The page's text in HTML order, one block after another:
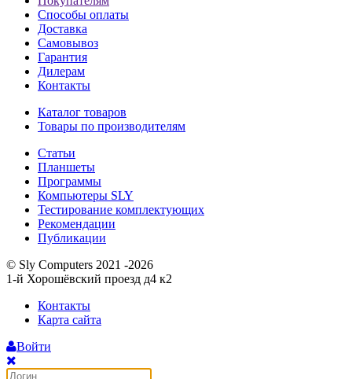
Способы оплаты
Доставка
Самовывоз
Гарантия
Дилерам
Контакты
Каталог товаров
Товары по производителям
Статьи
Планшеты
Программы
Компьютеры SLY
Тестирование комплектующих
Рекомендации
Публикации
© Sly Computers 2021 -2026
1-й Хорошёвский проезд д4 к2
Контакты
Карта сайта
Войти